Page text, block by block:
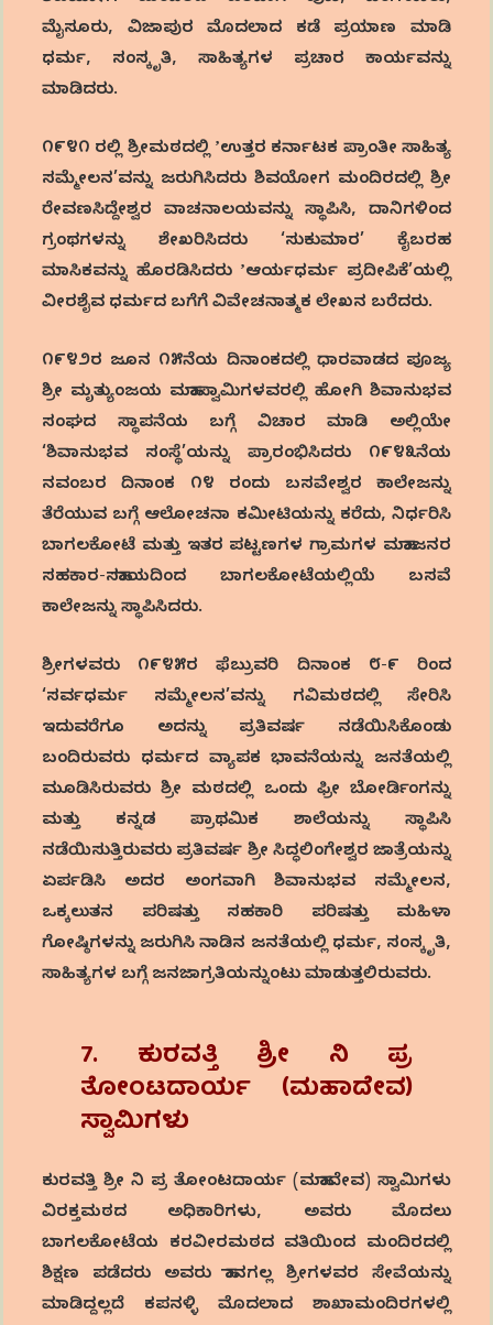
ಮೈಸೂರು, ವಿಜಾಪುರ ಮೊದಲಾದ ಕಡೆ ಪ್ರಯಾಣ ಮಾಡಿ
ಧರ್ಮ, ಸಂಸ್ಕೃತಿ, ಸಾಹಿತ್ಯಗಳ ಪ್ರಚಾರ ಕಾರ್ಯವನ್ನು
ಮಾಡಿದರು.
೧೯೪೧ ರಲ್ಲಿ ಶ್ರೀಮಠದಲ್ಲಿ ʼಉತ್ತರ ಕರ್ನಾಟಕ ಪ್ರಾಂತೀ ಸಾಹಿತ್ಯ
ಸಮ್ಮೇಲನ’ವನ್ನು ಜರುಗಿಸಿದರು ಶಿವಯೋಗ ಮಂದಿರದಲ್ಲಿ ಶ್ರೀ
ರೇವಣಸಿದ್ದೇಶ್ವರ ವಾಚನಾಲಯವನ್ನು ಸ್ಥಾಪಿಸಿ, ದಾನಿಗಳಿಂದ
ಗ್ರಂಥಗಳನ್ನು ಶೇಖರಿಸಿದರು ‘ಸುಕುಮಾರ’ ಕೈಬರಹ
ಮಾಸಿಕವನ್ನು ಹೊರಡಿಸಿದರು ʼಆರ್ಯಧರ್ಮ ಪ್ರದೀಪಿಕೆ’ಯಲ್ಲಿ
ವೀರಶೈವ ಧರ್ಮದ ಬಗೆಗೆ ವಿವೇಚನಾತ್ಮಕ ಲೇಖನ ಬರೆದರು.
೧೯೪೨ರ ಜೂನ ೧೫ನೆಯ ದಿನಾಂಕದಲ್ಲಿ ಧಾರವಾಡದ ಪೂಜ್ಯ
ಶ್ರೀ ಮೃತ್ಯುಂಜಯ ಮಹಾಸ್ವಾಮಿಗಳವರಲ್ಲಿ ಹೋಗಿ ಶಿವಾನುಭವ
ಸಂಘದ ಸ್ಥಾಪನೆಯ ಬಗ್ಗೆ ವಿಚಾರ ಮಾಡಿ ಅಲ್ಲಿಯೇ
‘ಶಿವಾನುಭವ ಸಂಸ್ಥೆ’ಯನ್ನು ಪ್ರಾರಂಭಿಸಿದರು ೧೯೪೩ನೆಯ
ನವಂಬರ ದಿನಾಂಕ ೧೪ ರಂದು ಬಸವೇಶ್ವರ ಕಾಲೇಜನ್ನು
ತೆರೆಯುವ ಬಗ್ಗೆ ಆಲೋಚನಾ ಕಮೀಟಿಯನ್ನು ಕರೆದು, ನಿರ್ಧರಿಸಿ
ಬಾಗಲಕೋಟೆ ಮತ್ತು ಇತರ ಪಟ್ಟಣಗಳ ಗ್ರಾಮಗಳ ಮಹಾಜನರ
ಸಹಕಾರ-ಸಹಾಯದಿಂದ ಬಾಗಲಕೋಟೆಯಲ್ಲಿಯೆ ಬಸವೆ
ಕಾಲೇಜನ್ನು ಸ್ಥಾಪಿಸಿದರು.
ಶ್ರೀಗಳವರು ೧೯೪೫ರ ಫೆಬ್ರುವರಿ ದಿನಾಂಕ ೮-೯ ರಿಂದ
‘ಸರ್ವಧರ್ಮ ಸಮ್ಮೇಲನ’ವನ್ನು ಗವಿಮಠದಲ್ಲಿ ಸೇರಿಸಿ
ಇದುವರೆಗೂ ಅದನ್ನು ಪ್ರತಿವರ್ಷ ನಡೆಯಿಸಿಕೊಂಡು
ಬಂದಿರುವರು ಧರ್ಮದ ವ್ಯಾಪಕ ಭಾವನೆಯನ್ನು ಜನತೆಯಲ್ಲಿ
ಮೂಡಿಸಿರುವರು ಶ್ರೀ ಮಠದಲ್ಲಿ ಒಂದು ಫ್ರೀ ಬೋರ್ಡಿಂಗನ್ನು
ಮತ್ತು ಕನ್ನಡ ಪ್ರಾಥಮಿಕ ಶಾಲೆಯನ್ನು ಸ್ಥಾಪಿಸಿ
ನಡೆಯಿಸುತ್ತಿರುವರು ಪ್ರತಿವರ್ಷ ಶ್ರೀ ಸಿದ್ಧಲಿಂಗೇಶ್ವರ ಜಾತ್ರೆಯನ್ನು
ಏರ್ಪಡಿಸಿ ಅದರ ಅಂಗವಾಗಿ ಶಿವಾನುಭವ ಸಮ್ಮೇಲನ,
ಒಕ್ಕಲುತನ ಪರಿಷತ್ತು ಸಹಕಾರಿ ಪರಿಷತ್ತು ಮಹಿಳಾ
ಗೋಷ್ಠಿಗಳನ್ನು ಜರುಗಿಸಿ ನಾಡಿನ ಜನತೆಯಲ್ಲಿ ಧರ್ಮ, ಸಂಸ್ಕೃತಿ,
ಸಾಹಿತ್ಯಗಳ ಬಗ್ಗೆ ಜನಜಾಗ್ರತಿಯನ್ನುಂಟು ಮಾಡುತ್ತಲಿರುವರು.
7. ಕುರವತ್ತಿ ಶ್ರೀ ನಿ ಪ್ರ
ತೋಂಟದಾರ್ಯ (ಮಹಾದೇವ)
ಸ್ವಾಮಿಗಳು
ಕುರವತ್ತಿ ಶ್ರೀ ನಿ ಪ್ರ ತೋಂಟದಾರ್ಯ (ಮಹಾದೇವ) ಸ್ವಾಮಿಗಳು
ವಿರಕ್ತಮಠದ ಅಧಿಕಾರಿಗಳು, ಅವರು ಮೊದಲು
ಬಾಗಲಕೋಟೆಯ ಕರವೀರಮಠದ ವತಿಯಿಂದ ಮಂದಿರದಲ್ಲಿ
ಶಿಕ್ಷಣ ಪಡೆದರು ಅವರು ಹಾನಗಲ್ಲ ಶ್ರೀಗಳವರ ಸೇವೆಯನ್ನು
ಮಾಡಿದ್ದಲ್ಲದೆ ಕಪನಳ್ಳಿ ಮೊದಲಾದ ಶಾಖಾಮಂದಿರಗಳಲ್ಲಿ